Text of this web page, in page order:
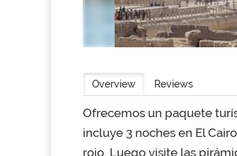
Overview Reviews
Ofrecemos un paquete
incluye 3 noches en El
rojo, Luego visite las